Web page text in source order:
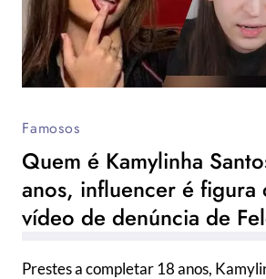
Famosos
Quem é Kamylinha
anos, influencer é figura
vídeo de denúncia de
Prestes a completar 18 anos,